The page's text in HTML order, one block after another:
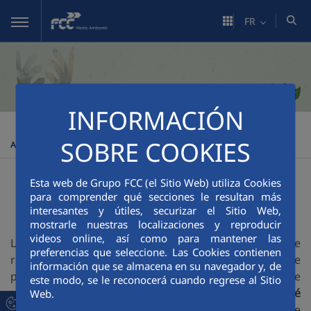
Saut au contenu principal
INFORMACIÓN
SOBRE COOKIES
Esta web de Grupo FCC (el Sitio Web) utiliza Cookies
para comprender qué secciones le resultan más
interesantes y útiles, securizar el Sitio Web,
mostrarle nuestras localizaciones y reproducir
videos online, así como para mantener las
preferencias que seleccione. Las Cookies contienen
información que se almacena en su navegador y, de
este modo, se le reconocerá cuando regrese al Sitio
Web.
FR
FCC Medio Ambiente >Durabilité >Prix AVANZA
AVANZA 2023
Prix Avanza 2023
Les prix AVANZA ont été créésdans le but de
reconnaîtrele travail et lesefforts fournis par le
personnel de l'organisation qui contribue
quotidiennement à
l'amélioration de la compétitivité